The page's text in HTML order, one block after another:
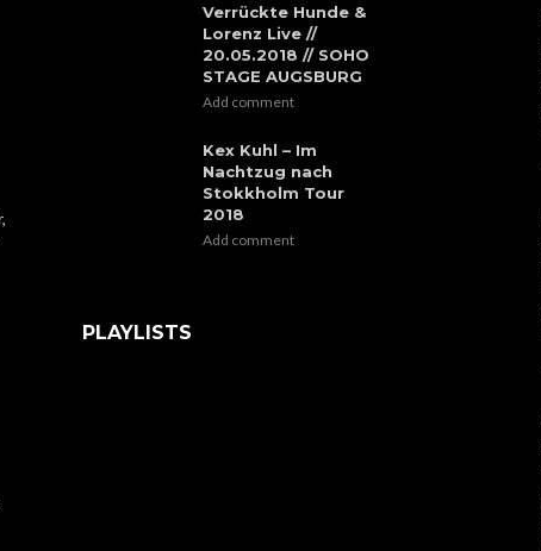
Verrückte Hunde &
Lorenz Live //
20.05.2018 // SOHO
STAGE AUGSBURG
Add comment
Kex Kuhl – Im
Nachtzug nach
Stokkholm Tour
2018
Add comment
PLAYLISTS